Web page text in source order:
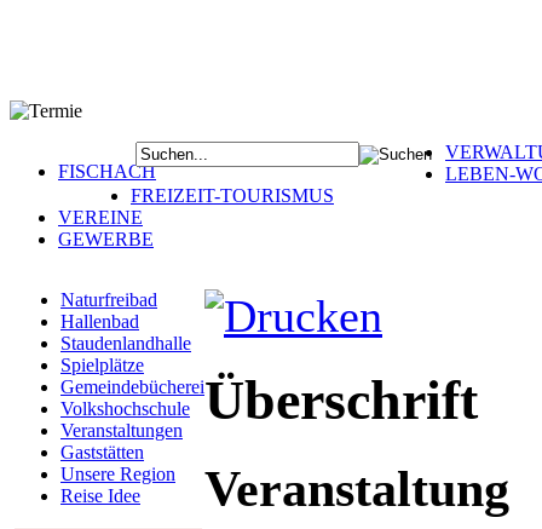
FISCHACH
LEBEN-
FREIZEIT-TOURISMUS
VEREINE
GEWERBE
Naturfreibad
Hallenbad
Staudenlandhalle
Spielplätze
Gemeindebücherei
Volkshochschule
Veranstaltungen
Gaststätten
Unsere Region
Reise Idee
Überschrift
Veranstaltung